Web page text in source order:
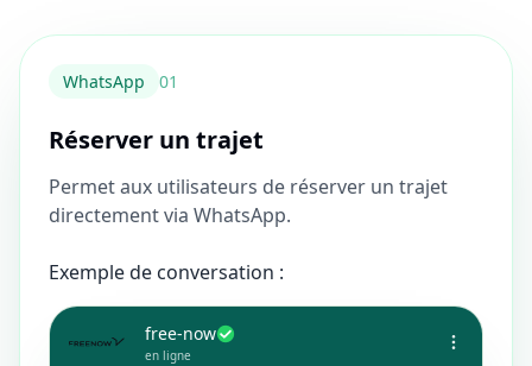
WhatsApp 01
Réserver un trajet
Permet aux utilisateurs de réserver un trajet
directement via WhatsApp.
Exemple de conversation :
free-now
en ligne